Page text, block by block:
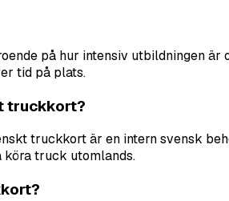
på hur intensiv utbildningen
tid på plats.
truckkort?
truckkort är en intern svensk
truck utomlands.